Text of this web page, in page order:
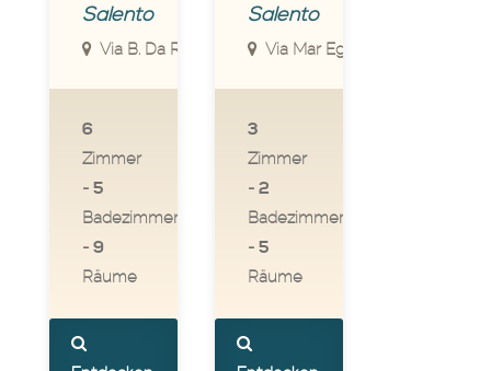
Salento
Via B. Da Ravenna, 6/8, Il Poggio, Porto Cesareo Le,
6
Zimmer
- 5
Badezimmer
- 9
Räume
Salento
Via Mar Egeo, 33, Scala Di
3
Zimmer
- 2
Badezimmer
- 5
Räume